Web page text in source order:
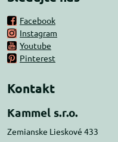
Facebook
Instagram
Youtube
Pinterest
Kontakt
Kammel s.r.o.
Zemianske Lieskové 433